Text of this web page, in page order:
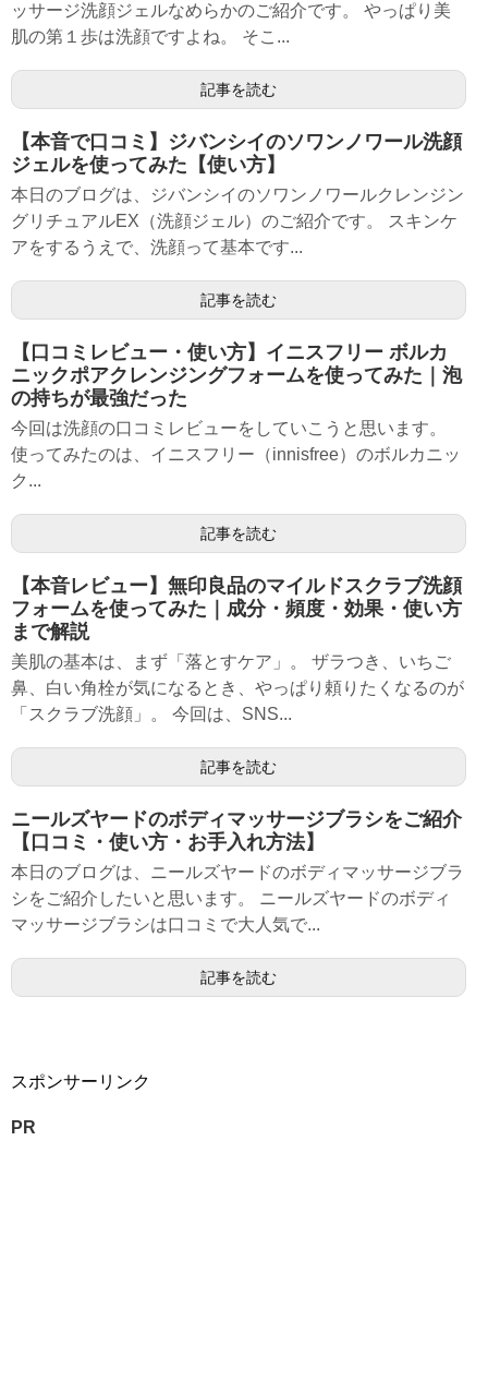
ッサージ洗顔ジェルなめらかのご紹介です。 やっぱり美
肌の第１歩は洗顔ですよね。 そこ...
記事を読む
【本音で口コミ】ジバンシイのソワンノワール洗顔
ジェルを使ってみた【使い方】
本日のブログは、ジバンシイのソワンノワールクレンジン
グリチュアルEX（洗顔ジェル）のご紹介です。 スキンケ
アをするうえで、洗顔って基本です...
記事を読む
【口コミレビュー・使い方】イニスフリー ボルカ
ニックポアクレンジングフォームを使ってみた｜泡
の持ちが最強だった
今回は洗顔の口コミレビューをしていこうと思います。
使ってみたのは、イニスフリー（innisfree）のボルカニッ
ク...
記事を読む
【本音レビュー】無印良品のマイルドスクラブ洗顔
フォームを使ってみた｜成分・頻度・効果・使い方
まで解説
美肌の基本は、まず「落とすケア」。 ザラつき、いちご
鼻、白い角栓が気になるとき、やっぱり頼りたくなるのが
「スクラブ洗顔」。 今回は、SNS...
記事を読む
ニールズヤードのボディマッサージブラシをご紹介
【口コミ・使い方・お手入れ方法】
本日のブログは、ニールズヤードのボディマッサージブラ
シをご紹介したいと思います。 ニールズヤードのボディ
マッサージブラシは口コミで大人気で...
記事を読む
スポンサーリンク
PR